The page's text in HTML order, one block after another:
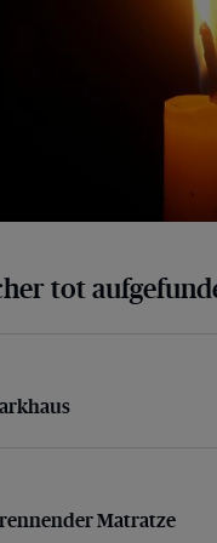
tot
Matratze
Matratze